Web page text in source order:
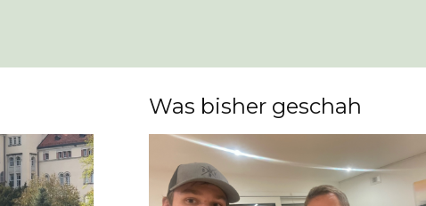
Was bisher geschah